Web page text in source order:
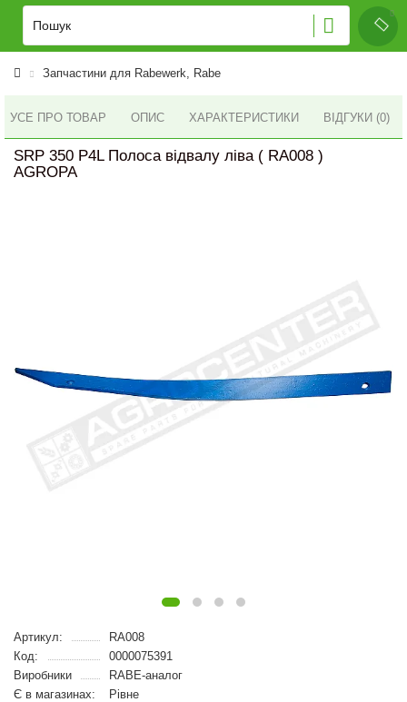
Запчастини для Rabewerk, Rabe
УСЕ ПРО ТОВАР ОПИС ХАРАКТЕРИСТИКИ ВІДГУКИ (0)
SRP 350 P4L Полоса відвалу ліва ( RA008 )
AGROPA
Артикул:
RA008
Код:
0000075391
Виробники
RABE-аналог
Є в магазинах:
Рівне